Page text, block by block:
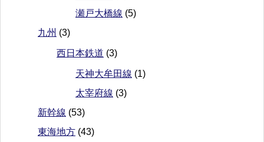
瀬戸大橋線 (5)
九州 (3)
西日本鉄道 (3)
天神大牟田線 (1)
太宰府線 (3)
新幹線 (53)
東海地方 (43)